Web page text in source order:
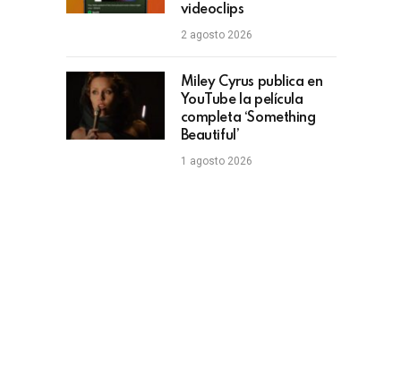
videoclips
2 agosto 2026
Miley Cyrus publica en
YouTube la película
completa ‘Something
Beautiful’
1 agosto 2026